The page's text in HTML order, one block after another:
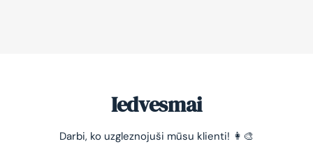
Iedvesmai
Darbi, ko uzgleznojuši mūsu klienti! 👩‍🎨